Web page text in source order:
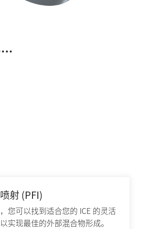
射 (PFI)
您可以找到适合您的 ICE 的灵活
实现最佳的外部混合物形成。